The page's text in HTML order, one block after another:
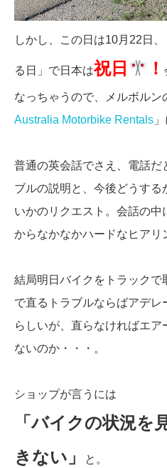
しかし、この日は10月22日
る日」で日本は祝日 ！
なっちゃうので、メルボルン
Australia Motorbike Rentals
普通の英会話でさえ、電話だ
ブルの説明と、今後どうする
いかのリクエスト。会話の中
からなかなかハードなヒアリ
結局明日バイクをトラック
で直るトラブルならばアデレ
らしいが、直らなければエ
ないのか・・・。
ショップが言うには
「バイクの状況を
きない」
と。